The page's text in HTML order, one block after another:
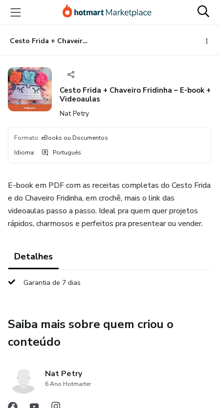
para
conteúdo
principal
para
pagamento
para
rodapé
Cesto Frida + Chaveiro Fridinha – E-book + Videoaulas
Cesto Frida + Chaveiro Fridinha – E-book +
Videoaulas
Nat Petry
Formato: eBooks ou Documentos
Idioma: Português
E-book em PDF com as receitas completas do Cesto Frida
e do Chaveiro Fridinha, em crochê, mais o link das
videoaulas passo a passo. Ideal pra quem quer projetos
rápidos, charmosos e perfeitos pra presentear ou vender.
Detalhes
Garantia de 7 dias
Saiba mais sobre quem criou o
conteúdo
Nat Petry
6 Ano Hotmarter